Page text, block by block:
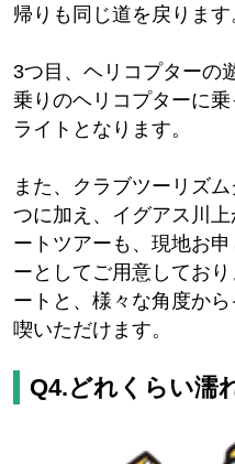
帰りも同じ道を戻ります
3つ目、ヘリコプターの
乗りのヘリコプターに
ライトとなります。
また、クラブツーリズ
つに加え、イグアス川
ートツアーも、現地お
ーとしてご用意してお
ートと、様々な角度か
喫いただけます。
Q4.どれくらい濡